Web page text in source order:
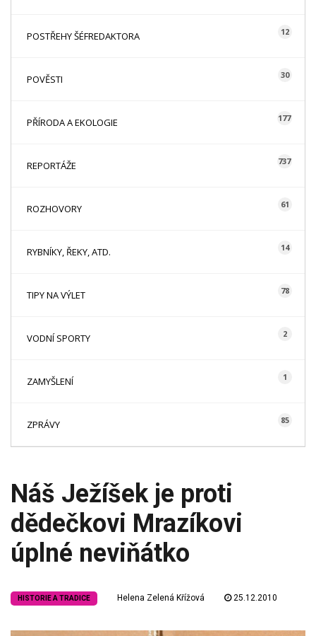
POSTŘEHY ŠÉFREDAKTORA 12
POVĚSTI 30
PŘÍRODA A EKOLOGIE 177
REPORTÁŽE 737
ROZHOVORY 61
RYBNÍKY, ŘEKY, ATD. 14
TIPY NA VÝLET 78
VODNÍ SPORTY 2
ZAMYŠLENÍ 1
ZPRÁVY 85
Náš Ježíšek je proti
dědečkovi Mrazíkovi
úplné neviňátko
HISTORIE A TRADICE Helena Zelená Křížová 25.12.2010